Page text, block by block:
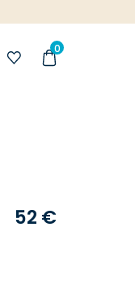
0
52 €